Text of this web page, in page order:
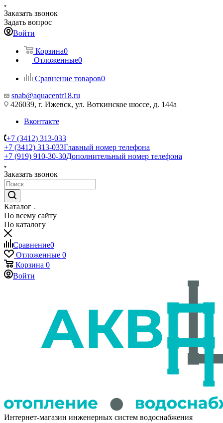
Заказать звонок
Задать вопрос
Войти
Корзина0
Отложенные0
Сравнение товаров0
snab@aquacentr18.ru
426039, г. Ижевск, ул. Воткинское шоссе, д. 144а
Вконтакте
+7 (3412) 313-033
+7 (3412) 313-033Главный номер телефона
+7 (919) 910-30-30Дополнительный номер телефона
Заказать звонок
Каталог
По всему сайту
По каталогу
Сравнение0
Отложенные 0
Корзина 0
Войти
Интернет-магазин инженерных систем водоснабжения